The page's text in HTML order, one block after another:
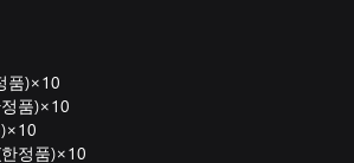
품)×10
품)×10
정품)×10